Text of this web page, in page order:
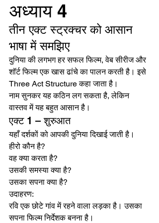
अध्याय 4
तीन एक्ट स्ट्रक्चर को आसान
भाषा में समझिए
दुनिया की लगभग हर सफल फिल्म, वेब सीरीज और
शॉर्ट फिल्म एक खास ढांचे का पालन करती है। इसे
Three Act Structure कहा जाता है।
नाम सुनकर यह कठिन लग सकता है, लेकिन
वास्तव में यह बहुत आसान है।
एक्ट 1 – शुरुआत
यहाँ दर्शकों को आपकी दुनिया दिखाई जाती है।
हीरो कौन है?
वह क्या करता है?
उसकी समस्या क्या है?
उसका सपना क्या है?
उदाहरण:
रवि एक छोटे गांव में रहने वाला लड़का है। उसका
सपना फिल्म निर्देशक बनना है।